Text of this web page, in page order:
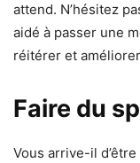
attend. N’hésitez
aidé à passer une
réitérer et
Faire du
Vous arrive-il